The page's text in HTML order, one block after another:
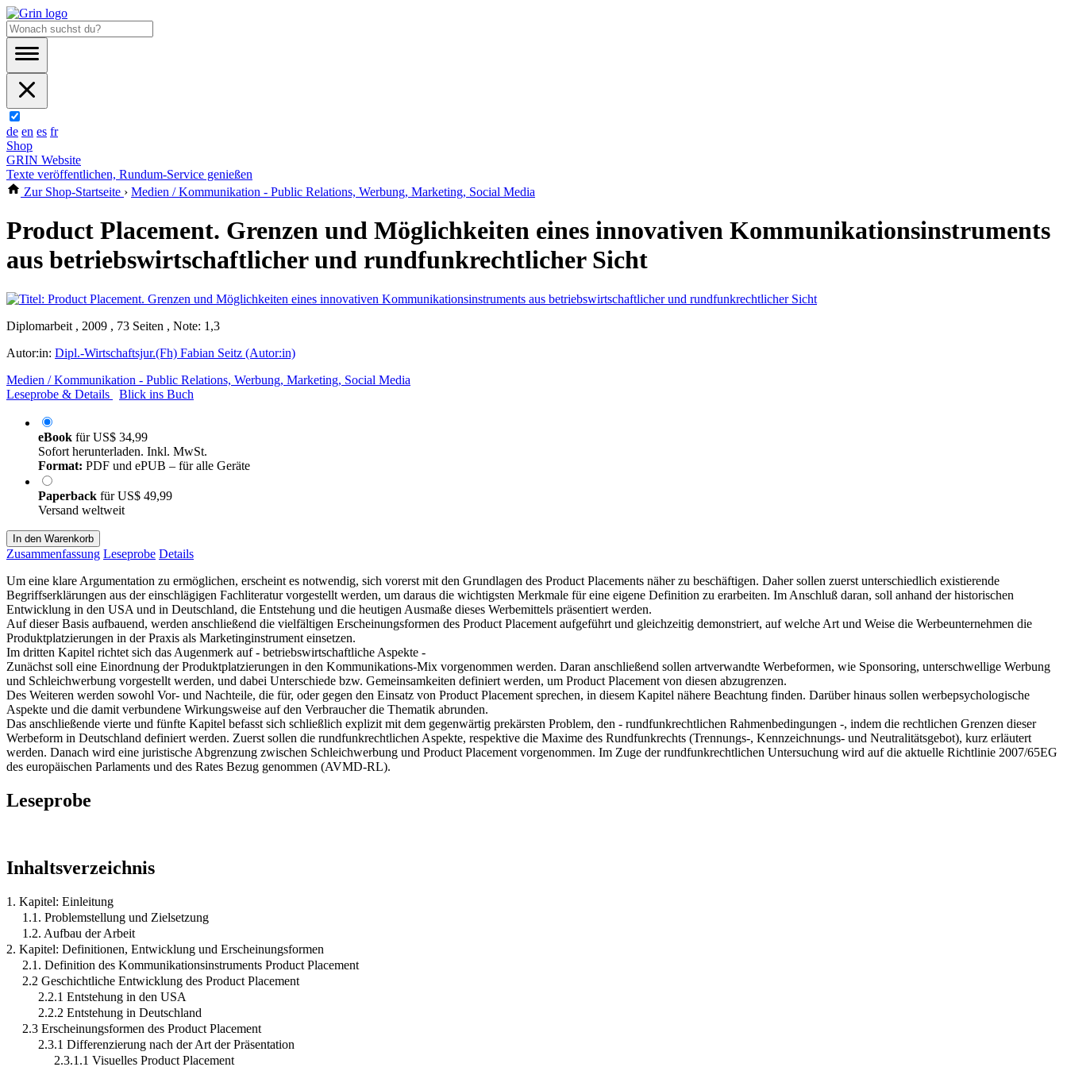
de en es fr
Shop
GRIN Website
Texte veröffentlichen, Rundum-Service genießen
Zur Shop-Startseite › Medien / Kommunikation - Public Relations, Werbung, Marketing, Social Media
Product Placement. Grenzen und Möglichkeiten eines innovativen Kommunikationsinstruments
aus betriebswirtschaftlicher und rundfunkrechtlicher Sicht
Diplomarbeit , 2009 , 73 Seiten , Note: 1,3
Autor:in: Dipl.-Wirtschaftsjur.(Fh) Fabian Seitz (Autor:in)
Medien / Kommunikation - Public Relations, Werbung, Marketing, Social Media
Leseprobe & Details
Blick ins Buch
eBook fürUS$ 34,99
Sofort herunterladen. Inkl. MwSt.
Format: PDF und ePUB – für alle Geräte
Paperback fürUS$ 49,99
Versand weltweit
In den Warenkorb
Zusammenfassung Leseprobe Details
Um eine klare Argumentation zu ermöglichen, erscheint es notwendig, sich vorerst mit den Grundlagen des Product Placements näher zu beschäftigen. Daher sollen zuerst unterschiedlich existierende
Begriffserklärungen aus der einschlägigen Fachliteratur vorgestellt werden, um daraus die wichtigsten Merkmale für eine eigene Definition zu erarbeiten. Im Anschluß daran, soll anhand der historischen
Entwicklung in den USA und in Deutschland, die Entstehung und die heutigen Ausmaße dieses Werbemittels präsentiert werden.
Auf dieser Basis aufbauend, werden anschließend die vielfältigen Erscheinungsformen des Product Placement aufgeführt und gleichzeitig demonstriert, auf welche Art und Weise die Werbeunternehmen die
Produktplatzierungen in der Praxis als Marketinginstrument einsetzen.
Im dritten Kapitel richtet sich das Augenmerk auf - betriebswirtschaftliche Aspekte -
Zunächst soll eine Einordnung der Produktplatzierungen in den Kommunikations-Mix vorgenommen werden. Daran anschließend sollen artverwandte Werbeformen, wie Sponsoring, unterschwellige Werbung
und Schleichwerbung vorgestellt werden, und dabei Unterschiede bzw. Gemeinsamkeiten definiert werden, um Product Placement von diesen abzugrenzen.
Des Weiteren werden sowohl Vor- und Nachteile, die für, oder gegen den Einsatz von Product Placement sprechen, in diesem Kapitel nähere Beachtung finden. Darüber hinaus sollen werbepsychologische
Aspekte und die damit verbundene Wirkungsweise auf den Verbraucher die Thematik abrunden.
Das anschließende vierte und fünfte Kapitel befasst sich schließlich explizit mit dem gegenwärtig prekärsten Problem, den - rundfunkrechtlichen Rahmenbedingungen -, indem die rechtlichen Grenzen dieser
Werbeform in Deutschland definiert werden. Zuerst sollen die rundfunkrechtlichen Aspekte, respektive die Maxime des Rundfunkrechts (Trennungs-, Kennzeichnungs- und Neutralitätsgebot), kurz erläutert
werden. Danach wird eine juristische Abgrenzung zwischen Schleichwerbung und Product Placement vorgenommen. Im Zuge der rundfunkrechtlichen Untersuchung wird auf die aktuelle Richtlinie 2007/65EG
des europäischen Parlaments und des Rates Bezug genommen (AVMD-RL).
Leseprobe
Inhaltsverzeichnis
1. Kapitel: Einleitung
1.1. Problemstellung und Zielsetzung
1.2. Aufbau der Arbeit
2. Kapitel: Definitionen, Entwicklung und Erscheinungsformen
2.1. Definition des Kommunikationsinstruments Product Placement
2.2 Geschichtliche Entwicklung des Product Placement
2.2.1 Entstehung in den USA
2.2.2 Entstehung in Deutschland
2.3 Erscheinungsformen des Product Placement
2.3.1 Differenzierung nach der Art der Präsentation
2.3.1.1 Visuelles Product Placement